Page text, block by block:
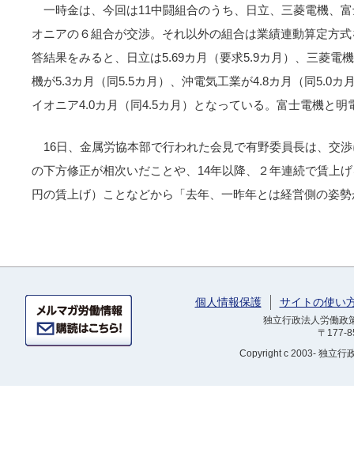
一時金は、今回は11中闘組合のうち、日立、三菱電機、
オニアの６組合が交渉。それ以外の組合は業績連動算定方
答結果をみると、日立は5.69カ月（要求5.9カ月）、三菱電
機が5.3カ月（同5.5カ月）、沖電気工業が4.8カ月（同5.0カ
イオニア4.0カ月（同4.5カ月）となっている。富士電機と
16日、金属労協本部で行われた会見で有野委員長は、交
の下方修正が相次いだことや、14年以降、２年連続で賃上
円の賃上げ）ことなどから「去年、一昨年とは経営側の姿
個人情報保護 サイトの使い
独立行政法人労働
〒177-
Copyright c 2003- 独立行